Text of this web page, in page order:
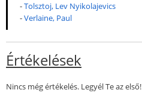
-Tolsztoj, Lev Nyikolajevics
-Verlaine, Paul
Értékelések
Nincs még értékelés. Legyél Te az első!